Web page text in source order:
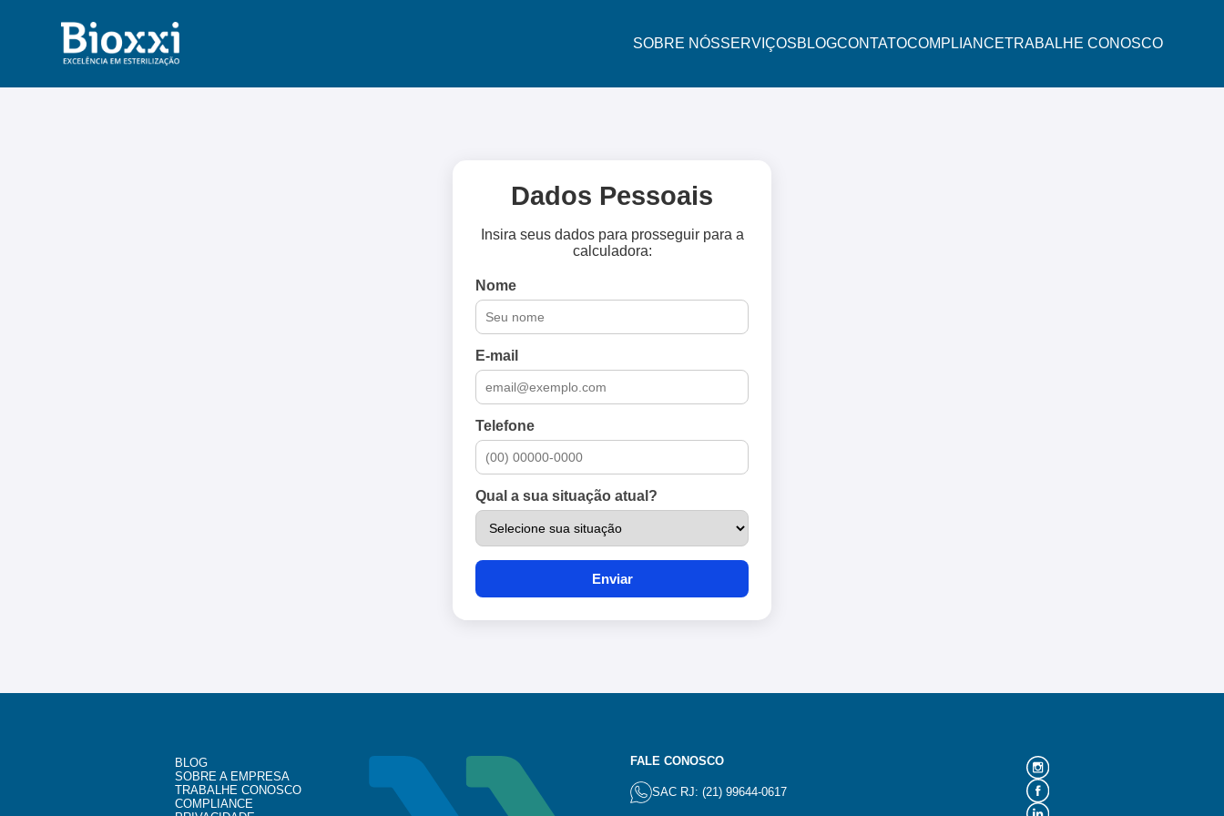
SOBRE NÓSSERVIÇOSBLOGCONTATOCOMPLIANCETRABALHE CONOSCO
Dados Pessoais
Insira seus dados para prosseguir para a
calculadora:
Nome
E-mail
Telefone
Qual a sua situação atual?
Enviar
BLOG
SOBRE A EMPRESA
TRABALHE CONOSCO
COMPLIANCE
FALE CONOSCO
SAC RJ: (21) 99644-0617